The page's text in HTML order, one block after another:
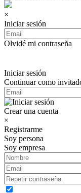
×
Iniciar sesión
Olvidé mi contraseña
Iniciar sesión
Continuar como
Crear una cuenta
×
Registrarme
Soy persona
Soy empresa